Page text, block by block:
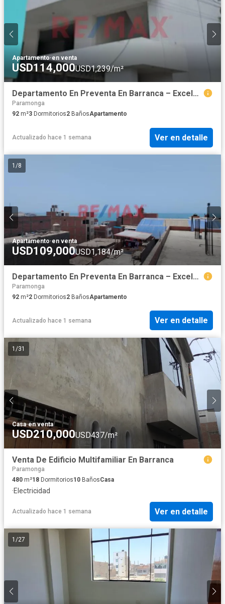
Apartamento·en venta
USD114,000USD1,239/m²
Departamento En Preventa En Barranca – Excelente Ubicación
Paramonga
92 m²3 Dormitorios2 BañosApartamento
Actualizado hace 1 semana Ver en detalle
1 /8
Apartamento·en venta
USD109,000USD1,184/m²
Departamento En Preventa En Barranca – Excelente Ubicación
Paramonga
92 m²2 Dormitorios2 BañosApartamento
Actualizado hace 1 semana Ver en detalle
1 /31
Casa·en venta
USD210,000USD437/m²
Venta De Edificio Multifamiliar En Barranca
Paramonga
480 m²18 Dormitorios10 BañosCasa
·Electricidad
Actualizado hace 1 semana Ver en detalle
1 /27